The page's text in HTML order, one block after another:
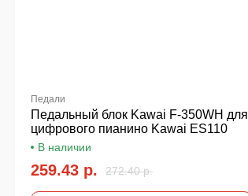
Педали
Педальный блок Kawai F-350WH для
цифрового пианино Kawai ES110
В наличии
259.43 р. 272.40 р.